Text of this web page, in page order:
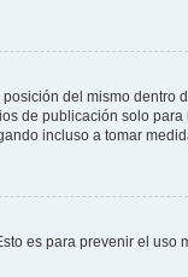
del mismo dentro
de publicación solo
incluso a tomar
es para prevenir el